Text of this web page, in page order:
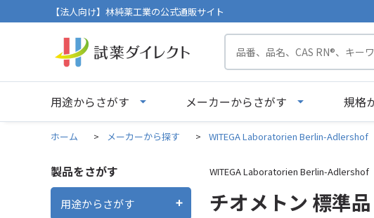
【法人向け】林純薬工業の公式通販サイト
用途からさがす メーカーからさがす 規格
ホーム > メーカーから探す > WITEGA Laboratorien Berlin-Adlershof
製品をさがす
用途からさがす
WITEGA Laboratorien Berlin-Adlershof
チオメトン 標準